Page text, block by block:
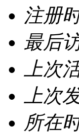
注册
最后
上次
上次
所在